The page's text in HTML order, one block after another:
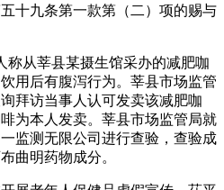
十九条第一款第（二）项的赐与
从莘县某摄生馆采办的减肥咖
用后有腹泻行为。莘县市场监管
拜访当事人认可发卖该减肥咖
为本人发卖。莘县市场监管局就
监测无限公司进行查验，查验成
曲明药物成分。